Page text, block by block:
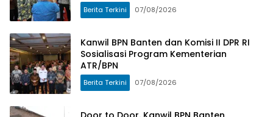
Berita Terkini 07/08/2026
Kanwil BPN Banten dan Komisi II DPR RI
Sosialisasi Program Kementerian
ATR/BPN
Berita Terkini 07/08/2026